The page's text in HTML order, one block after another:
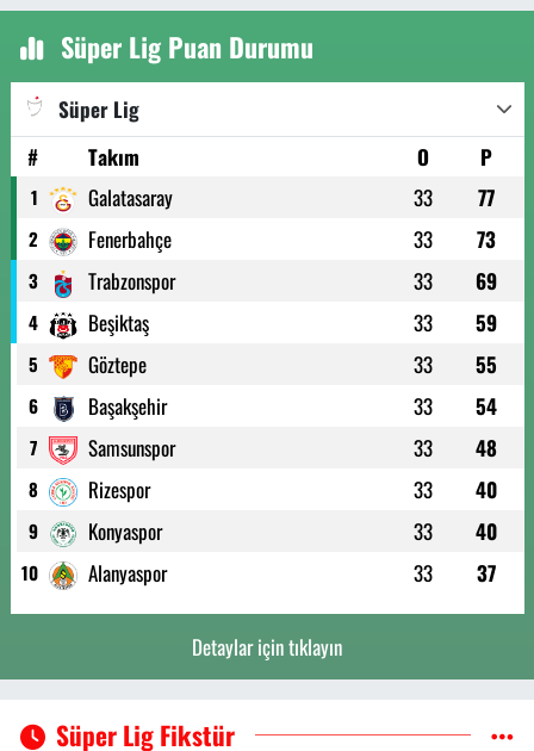
Süper Lig Puan Durumu
Süper Lig
#
Takım O P
1 Galatasaray 33 77
2 Fenerbahçe 33 73
3 Trabzonspor 33 69
4 Beşiktaş 33 59
5 Göztepe 33 55
6 Başakşehir 33 54
7 Samsunspor 33 48
8 Rizespor 33 40
9 Konyaspor 33 40
10 Alanyaspor 33 37
Detaylar için tıklayın
Süper Lig Fikstür